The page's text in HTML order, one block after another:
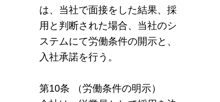
わたしたちの仕事
インタビュー
は、当社で面接をした結果、採
用と判断された場合、当社のシ
ステムにて労働条件の開示と、
入社承諾を行う。
第10条 （労働条件の明示）